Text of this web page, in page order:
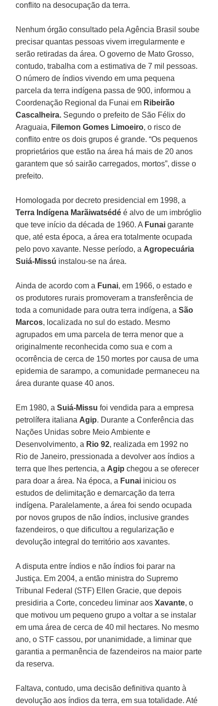
conflito na desocupação da terra.
Nenhum órgão consultado pela Agência Brasil soube
precisar quantas pessoas vivem irregularmente e
serão retiradas da área. O governo de Mato Grosso,
contudo, trabalha com a estimativa de 7 mil pessoas.
O número de índios vivendo em uma pequena
parcela da terra indígena passa de 900, informou a
Coordenação Regional da Funai em Ribeirão
Cascalheira. Segundo o prefeito de São Félix do
Araguaia, Filemon Gomes Limoeiro, o risco de
conflito entre os dois grupos é grande. “Os pequenos
proprietários que estão na área há mais de 20 anos
garantem que só sairão carregados, mortos”, disse o
prefeito.
Homologada por decreto presidencial em 1998, a
Terra Indígena Marãiwatsédé é alvo de um imbróglio
que teve início da década de 1960. A Funaigarante
que, até esta época, a área era totalmente ocupada
pelo povo xavante. Nesse período, a Agropecuária
Suiá-Missú instalou-se na área.
Ainda de acordo com a Funai, em 1966, o estado e
os produtores rurais promoveram a transferência de
toda a comunidade para outra terra indígena, aSão
Marcos, localizada no sul do estado. Mesmo
agrupados em uma parcela de terra menor que a
originalmente reconhecida como sua e com a
ocorrência de cerca de 150 mortes por causa de uma
epidemia de sarampo, a comunidade permaneceu na
área durante quase 40 anos.
Em 1980, aSuiá-Missu foi vendida para a empresa
petrolífera italiana Agip. Durante a Conferência das
Nações Unidas sobre Meio Ambiente e
Desenvolvimento, a Rio 92, realizada em 1992 no
Rio de Janeiro, pressionada a devolver aos índios a
terra que lhes pertencia, a Agipchegou a se oferecer
para doar a área. Na época, a Funai iniciou os
estudos de delimitação e demarcação da terra
indígena. Paralelamente, a área foi sendo ocupada
por novos grupos de não índios, inclusive grandes
fazendeiros, o que dificultou a regularização e
devolução integral do território aos xavantes.
A disputa entre índios e não índios foi parar na
Justiça. Em 2004, a então ministra do Supremo
Tribunal Federal (STF) Ellen Gracie, que depois
presidiria a Corte, concedeu liminar aosXavante, o
que motivou um pequeno grupo a voltar a se instalar
em uma área de cerca de 40 mil hectares. No mesmo
ano, o STF cassou, por unanimidade, a liminar que
garantia a permanência de fazendeiros na maior parte
da reserva.
Faltava, contudo, uma decisão definitiva quanto à
devolução aos índios da terra, em sua totalidade. Até